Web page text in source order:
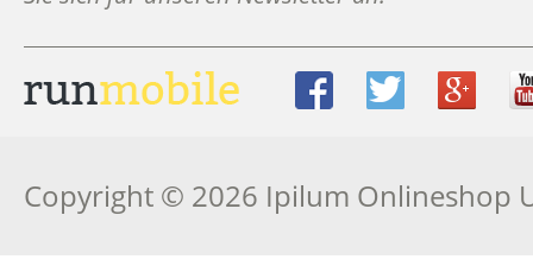
Copyright © 2026 Ipilum Onlineshop